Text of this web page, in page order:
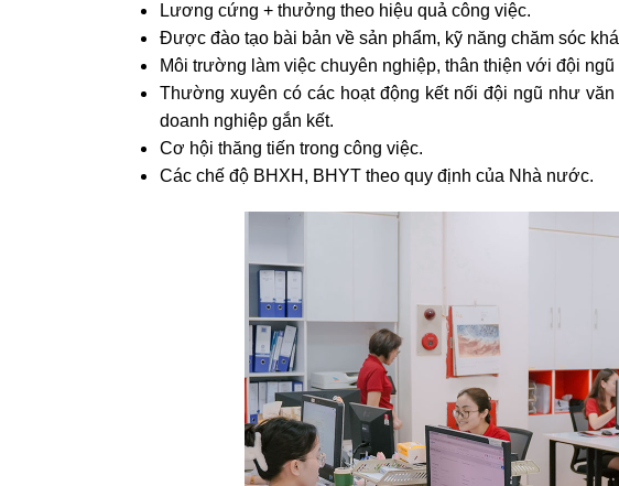
Lương cứng + thưởng theo hiệu quả công việc.
Được đào tạo bài bản về sản phẩm, kỹ năng chăm sóc
Môi trường làm việc chuyên nghiệp, thân thiện với đội
Thường xuyên có các hoạt động kết nối đội ngũ như
doanh nghiệp gắn kết.
Cơ hội thăng tiến trong công việc.
Các chế độ BHXH, BHYT theo quy định của Nhà nước.